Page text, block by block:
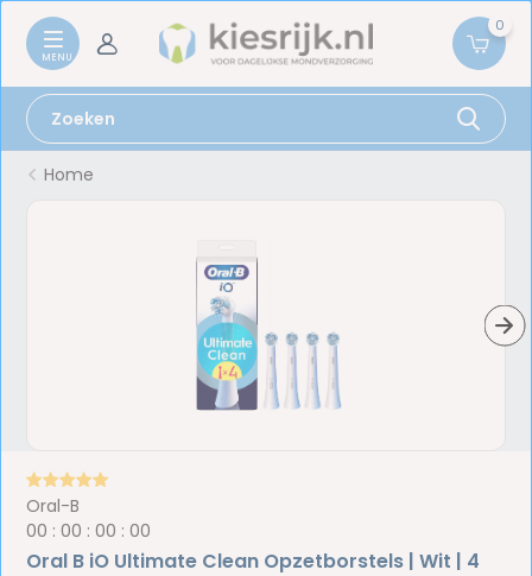
0
Home
Oral-B
00 :00 :00 :00
Oral B iO Ultimate Clean Opzetborstels | Wit | 4